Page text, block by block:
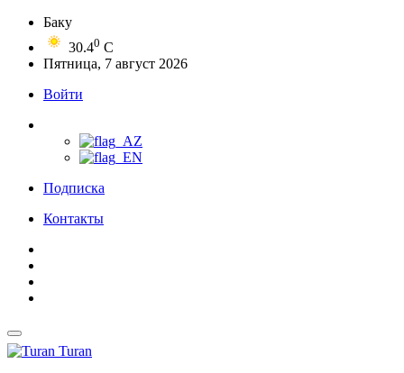
Баку
30.40 C
Пятница, 7 август 2026
Войти
Подписка
Контакты
Turan